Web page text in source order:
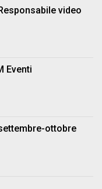
video
Eventi
ottobre